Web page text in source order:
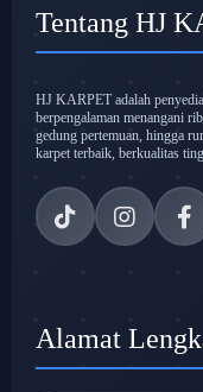
Tentang HJ
HJ KARPET adalah
berpengalaman menangani
gedung pertemuan, hingga
karpet terbaik, berkualitas
Alamat